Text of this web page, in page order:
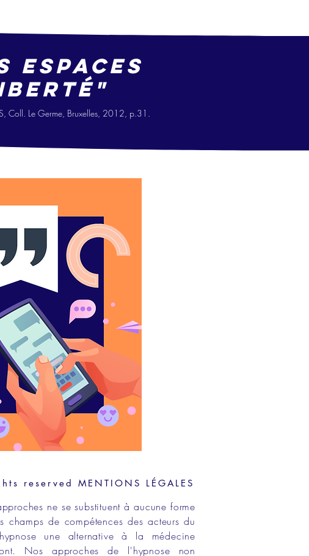
espaces
Coll. Le Germe, Bruxelles, 2012, p.31.
reserved MENTIONS LÉGALES
ne se substituent à aucune forme
champs de compétences des acteurs du
une alternative à la médecine
. Nos approches de l'hypnose non